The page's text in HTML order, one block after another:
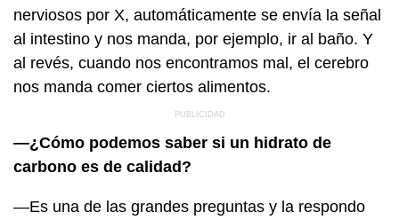
nerviosos por X, automáticamente se envía la señal
al intestino y nos manda, por ejemplo, ir al baño. Y
al revés, cuando nos encontramos mal, el cerebro
nos manda comer ciertos alimentos.
—¿Cómo podemos saber si un hidrato de
carbono es de calidad?
—Es una de las grandes preguntas y la respondo